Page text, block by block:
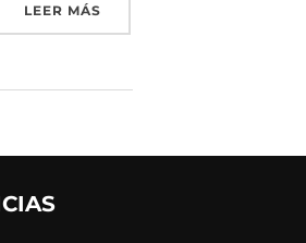
LEER MÁS«GRUPO INTERÓLEO